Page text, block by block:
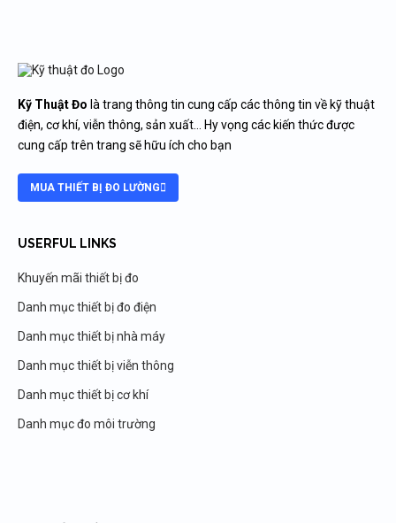
Kỹ Thuật Đo là trang thông tin cung cấp các thông tin về kỹ thuật
điện, cơ khí, viễn thông, sản xuất… Hy vọng các kiến thức được
cung cấp trên trang sẽ hữu ích cho bạn
MUA THIẾT BỊ ĐO LƯỜNG
USERFUL LINKS
Khuyến mãi thiết bị đo
Danh mục thiết bị đo điện
Danh mục thiết bị nhà máy
Danh mục thiết bị viễn thông
Danh mục thiết bị cơ khí
Danh mục đo môi trường